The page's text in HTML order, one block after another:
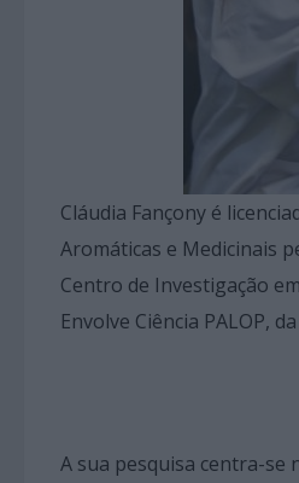
Cláudia Fançony é
Aromáticas e Medicinais
Centro de Investigação
Envolve Ciência PALOP,
A sua pesquisa centra-se